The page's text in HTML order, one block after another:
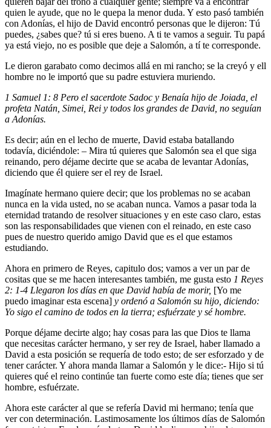
quien le ayude, que no le quepa la menor duda. Y esto pasó también
con Adonías, el hijo de David encontró personas que le dijeron: Tú
puedes, ¿sabes que? tú si eres bueno. A ti te vamos a seguir. Tu papá
ya está viejo, no es posible que deje a Salomón, a tí te corresponde.
Le dieron garabato como decimos allá en mi rancho; se la creyó y ell
hombre no le importó que su padre estuviera muriendo.
1 Samuel 1: 8 Pero el sacerdote Sadoc y Benaía hijo de Joiada, el
profeta Natán, Simei, Rei y todos los grandes de David, no seguían
a Adonías.
Es decir; aún en el lecho de muerte, David estaba batallando
todavía, diciéndole: – Mira tú quieres que Salomón sea el que siga
reinando, pero déjame decirte que se acaba de levantar Adonías,
diciendo que él quiere ser el rey de Israel.
Imagínate hermano quiere decir; que los problemas no se acaban
nunca en la vida usted, no se acaban nunca. Vamos a pasar toda la
eternidad tratando de resolver situaciones y en este caso claro, estas
son las responsabilidades que vienen con el reinado, en este caso
pues de nuestro querido amigo David que es el que estamos
estudiando.
Ahora en primero de Reyes, capitulo dos; vamos a ver un par de
cositas que se me hacen interesantes también, me gusta esto 1 Reyes
2: 1-4 Llegaron los días en que David había de morir, [Yo me
puedo imaginar esta escena] y ordenó a Salomón su hijo, diciendo:
Yo sigo el camino de todos en la tierra; esfuérzate y sé hombre.
Porque déjame decirte algo; hay cosas para las que Dios te llama
que necesitas carácter hermano, y ser rey de Israel, haber llamado a
David a esta posición se requería de todo esto; de ser esforzado y de
tener carácter. Y ahora manda llamar a Salomón y le dice:- Hijo si tú
quieres qué el reino continúe tan fuerte como este día; tienes que ser
hombre, esfuérzate.
Ahora este carácter al que se refería David mi hermano; tenía que
ver con determinación. Lastimosamente los últimos días de Salomón